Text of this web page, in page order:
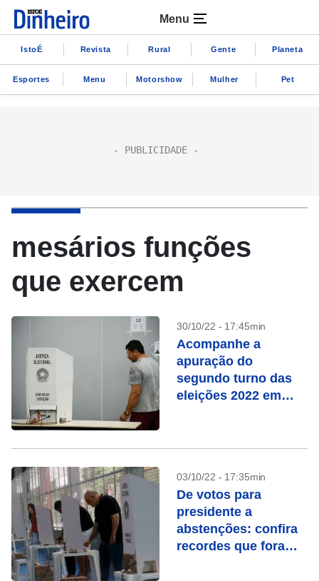
Menu
IstoÉ Revista Rural Gente Planeta
Esportes Menu Motorshow Mulher Pet
mesários funções
que exercem
30/10/22 - 17:45min
Acompanhe a
apuração do
segundo turno das
eleições 2022 em
03/10/22 - 17:35min
De votos para
presidente a
abstenções: confira
recordes que foram